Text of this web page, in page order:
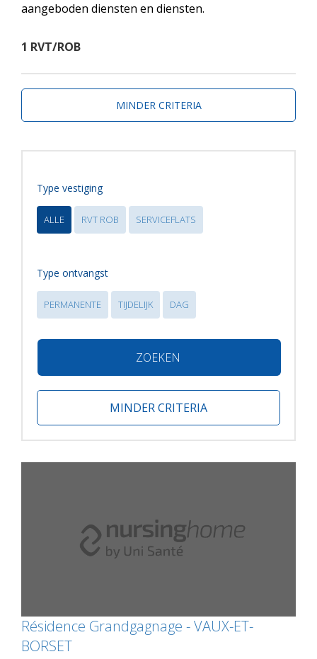
aangeboden diensten en diensten.
1 RVT/ROB
MINDER CRITERIA
Type vestiging
ALLE RVT ROB SERVICEFLATS
Type ontvangst
PERMANENTE TIJDELIJK DAG
ZOEKEN
MINDER CRITERIA
Résidence Grandgagnage - VAUX-ET-
BORSET